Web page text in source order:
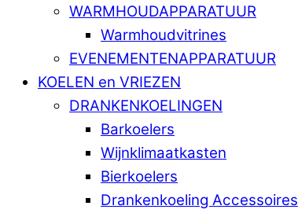
WARMHOUDAPPARATUUR
Warmhoudvitrines
EVENEMENTENAPPARATUUR
KOELEN en VRIEZEN
DRANKENKOELINGEN
Barkoelers
Wijnklimaatkasten
Bierkoelers
Drankenkoeling Accessoires